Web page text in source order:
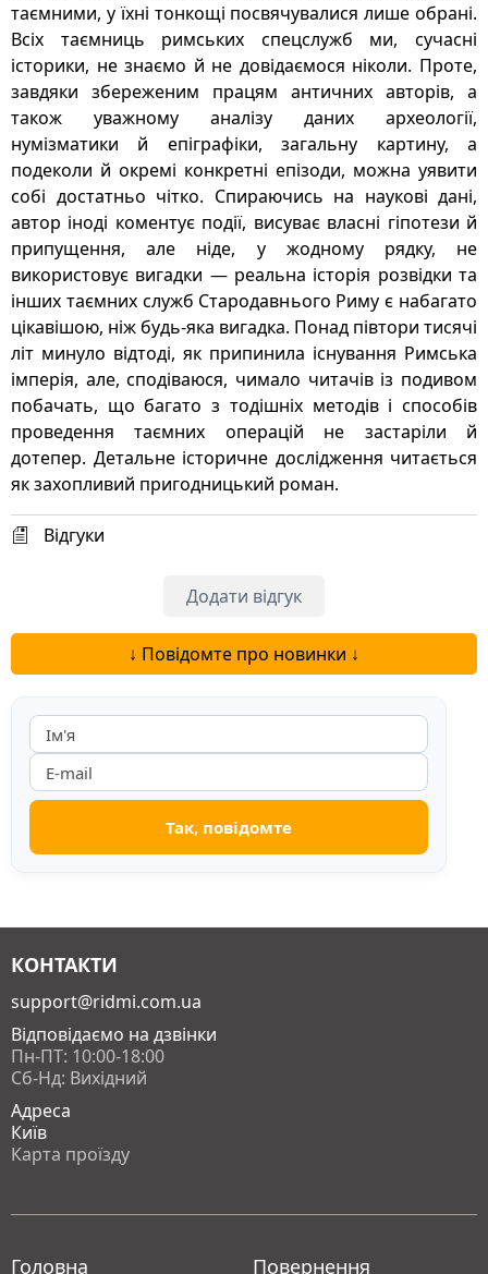
таємними, у їхні тонкощі посвячувалися лише обрані.
Всіх таємниць римських спецслужб ми, сучасні
історики, не знаємо й не довідаємося ніколи. Проте,
завдяки збереженим працям античних авторів, а
також уважному аналізу даних археології,
нумізматики й епіграфіки, загальну картину, а
подеколи й окремі конкретні епізоди, можна уявити
собі достатньо чітко. Спираючись на наукові дані,
автор іноді коментує події, висуває власні гіпотези й
припущення, але ніде, у жодному рядку, не
використовує вигадки — реальна історія розвідки та
інших таємних служб Стародавнього Риму є набагато
цікавішою, ніж будь-яка вигадка. Понад півтори тисячі
літ минуло відтоді, як припинила існування Римська
імперія, але, сподіваюся, чимало читачів із подивом
побачать, що багато з тодішніх методів і способів
проведення таємних операцій не застаріли й
дотепер. Детальне історичне дослідження читається
як захопливий пригодницький роман.
Відгуки
Додати відгук
↓ Повідомте про новинки ↓
КОНТАКТИ
support@ridmi.com.ua
Відповідаємо на дзвінки
Пн-ПТ: 10:00-18:00
Сб-Нд: Вихідний
Адреса
Київ
Карта проїзду
Головна Повернення